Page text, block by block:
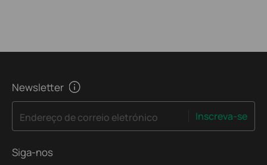
Newsletter
Endereço de correio eletrónico Inscreva-se
Siga-nos